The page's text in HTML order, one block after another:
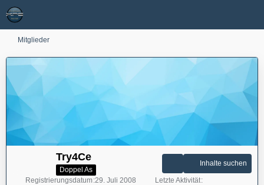
Mitglieder
Try4Ce
Doppel As
Inhalte suchen
Registrierungsdatum 29. Juli 2008
Letzte Aktivität